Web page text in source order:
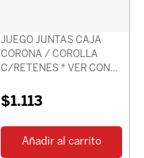
JUEGO JUNTAS CAJA
CORONA / COROLLA
C/RETENES * VER CON
$1.113
Añadir al carrito